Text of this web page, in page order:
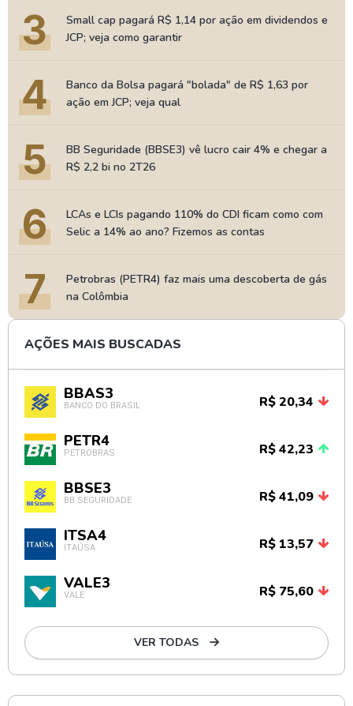
3
Small cap pagará R$ 1,14 por ação em dividendos e
JCP; veja como garantir
4
Banco da Bolsa pagará "bolada" de R$ 1,63 por
ação em JCP; veja qual
5
BB Seguridade (BBSE3) vê lucro cair 4% e chegar a
R$ 2,2 bi no 2T26
6
LCAs e LCIs pagando 110% do CDI ficam como com
Selic a 14% ao ano? Fizemos as contas
7
Petrobras (PETR4) faz mais uma descoberta de gás
na Colômbia
AÇÕES MAIS BUSCADAS
BBAS3
BANCO DO BRASIL R$ 20,34
PETR4
PETROBRAS R$ 42,23
BBSE3
BB SEGURIDADE R$ 41,09
ITSA4
ITAÚSA R$ 13,57
VALE3
VALE R$ 75,60
VER TODAS